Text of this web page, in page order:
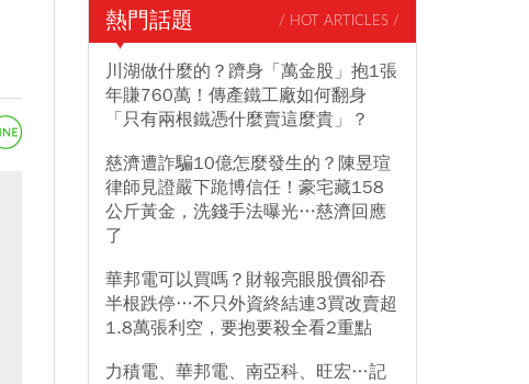
熱門話題 / HOT ARTICLES /
川湖做什麼的？躋身「萬金股」抱1張
年賺760萬！傳產鐵工廠如何翻身
「只有兩根鐵憑什麼賣這麼貴」？
慈濟遭詐騙10億怎麼發生的？陳昱瑄
律師見證嚴下跪博信任！豪宅藏158
公斤黃金，洗錢手法曝光…慈濟回應
了
華邦電可以買嗎？財報亮眼股價卻吞
半根跌停…不只外資終結連3買改賣超
1.8萬張利空，要抱要殺全看2重點
力積電、華邦電、南亞科、旺宏…記